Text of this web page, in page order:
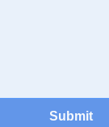
Submit